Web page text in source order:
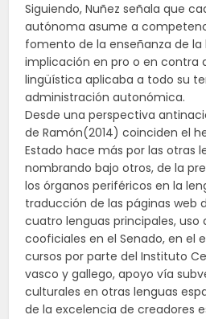
Siguiendo, Nuñez señala que
autónoma asume a
fomento de la enseñanza de la
implicación en pro o en contra
lingüística aplicaba a todo su
administración autonómica.
Desde una perspectiva
de Ramón(2014) coinciden el
Estado hace más por las otras
nombrando bajo otros, de la
los órganos periféricos en la
traducción de las páginas web
cuatro lenguas principales, uso
cooficiales en el Senado, en el
cursos por parte del Instituto
vasco y gallego, apoyo vía
culturales en otras lenguas
de la excelencia de creadores